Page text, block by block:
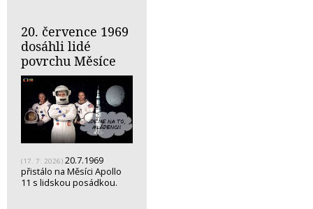
20. července 1969
dosáhli lidé
povrchu Měsíce
(17. 7. 2026) 20.7.1969
přistálo na Měsíci Apollo
11 s lidskou posádkou.